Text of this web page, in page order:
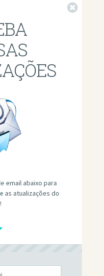
email abaixo para
as atualizações do